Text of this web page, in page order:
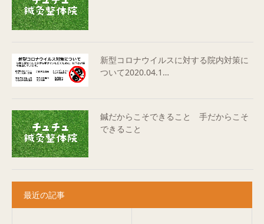
新型コロナウイルスに対する院内対策に
ついて2020.04.1…
鍼だからこそできること 手だからこそ
できること
最近の記事